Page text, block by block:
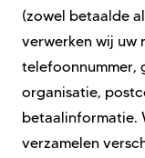
(zowel betaalde
verwerken wij uw
telefoonnummer,
organisatie,
betaalinformatie.
verzamelen